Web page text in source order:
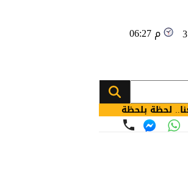
06:27 م
لحظة بلحظة